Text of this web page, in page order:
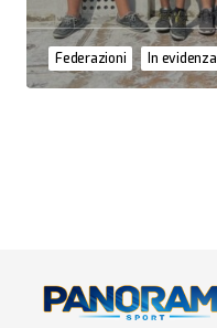
Federazioni In evidenza